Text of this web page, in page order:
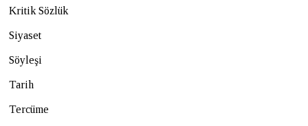
Kritik Sözlük
Siyaset
Söyleşi
Tarih
Tercüme